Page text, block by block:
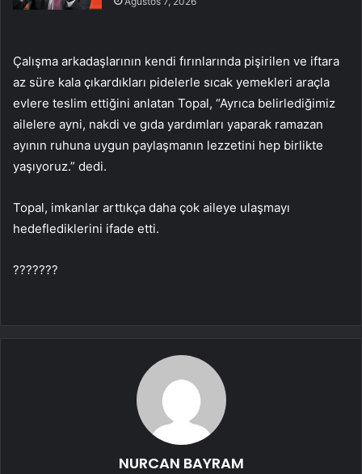
Çalışma arkadaşlarının kendi fırınlarında pişirilen ve iftara
az süre kala çıkardıkları pidelerle sıcak yemekleri araçla
evlere teslim ettiğini anlatan Topal, “Ayrıca belirlediğimiz
ailelere ayni, nakdi ve gıda yardımları yaparak ramazan
ayının ruhuna uygun paylaşmanın lezzetini hep birlikte
yaşıyoruz.” dedi.
Topal, imkanlar arttıkça daha çok aileye ulaşmayı
hedeflediklerini ifade etti.
???????
NURCAN BAYRAM